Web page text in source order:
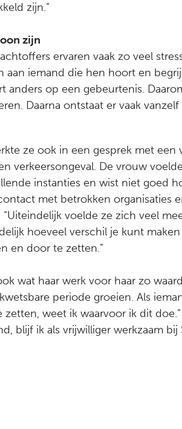
zijn.”
zijn
ervaren vaak zo veel
aan iemand die hen hoort en
anders op een gebeurtenis.
Daarna ontstaat er vaak
ze ook in een gesprek met een
verkeersongeval. De vrouw
instanties en wist niet goed
met betrokken organisaties
“Uiteindelijk voelde ze zich veel
hoeveel verschil je kunt
en door te zetten.”
wat haar werk voor haar zo
periode groeien. Als
zetten, weet ik waarvoor ik dit
blijf ik als vrijwilliger werkzaam